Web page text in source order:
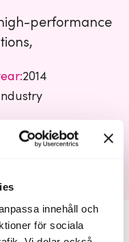
innehåll och
för sociala
performance
2014
Industry